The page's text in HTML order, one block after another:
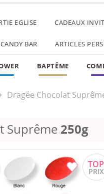
EGLISE CADEAUX
CANDY BAR ARTICLES
BAPTÊME
Dragée Chocolat
Suprême 250g